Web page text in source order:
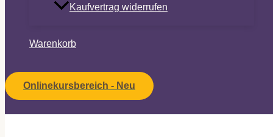
Kaufvertrag widerrufen
Warenkorb
Onlinekursbereich - Neu